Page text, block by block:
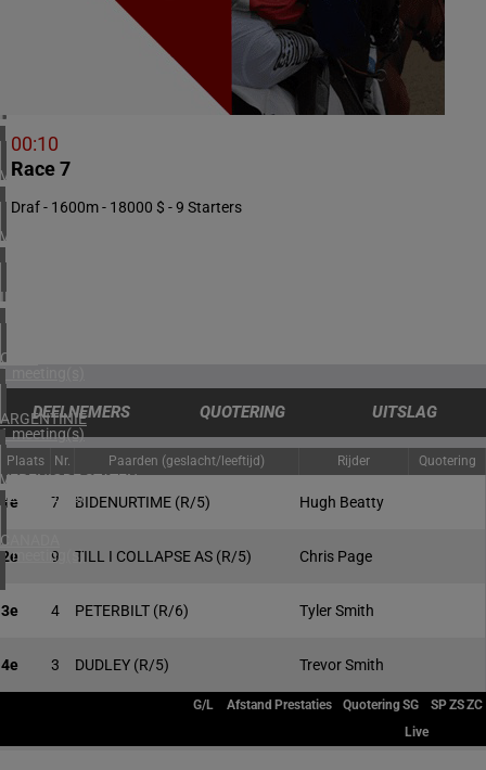
BAHREIN
1 meeting(s)
VERENIGDE ARABISCHE EMIRATEN
1 meeting(s)
VERENIGD KONINKRIJK
4 meeting(s)
IERLAND
2 meeting(s)
CHILI
1 meeting(s)
ARGENTINIË
1 meeting(s)
VERENIGDE STATEN
4 meeting(s)
CANADA
1 meeting(s)
00:10
Race 7
Draf - 1600m - 18000 $ - 9 Starters
DEELNEMERS QUOTERING UITSLAG
Plaats Nr. Paarden (geslacht/leeftijd) Rijder Quotering
1e 7 BIDENURTIME (R/5) Hugh Beatty
2e 9 TILL I COLLAPSE AS (R/5) Chris Page
3e 4 PETERBILT (R/6) Tyler Smith
4e 3 DUDLEY (R/5) Trevor Smith
G/L Afstand Prestaties QuoteringSG SPZSZC
Live